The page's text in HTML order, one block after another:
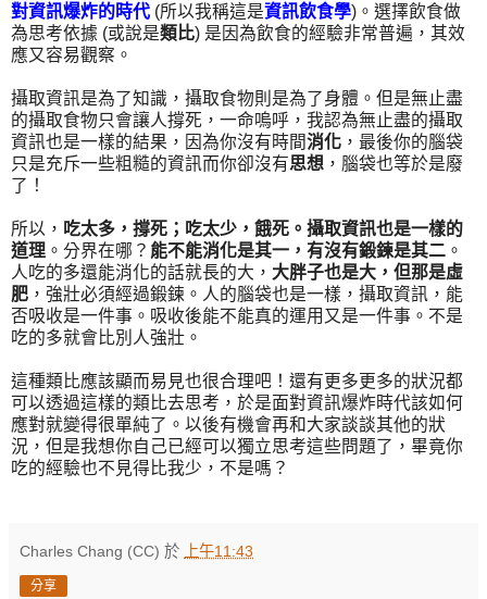
對資訊爆炸的時代 (所以我稱這是資訊飲食學)。選擇飲食做
為思考依據 (或說是類比) 是因為飲食的經驗非常普遍，其效
應又容易觀察。
攝取資訊是為了知識，攝取食物則是為了身體。但是無止盡
的攝取食物只會讓人撐死，一命嗚呼，我認為無止盡的攝取
資訊也是一樣的結果，因為你沒有時間消化 ，最後你的腦袋
只是充斥一些粗糙的資訊而你卻沒有思想 ，腦袋也等於是廢
了！
所以， 吃太多，撐死；吃太少，餓死。攝取資訊也是一樣的
道理 。分界在哪？ 能不能消化是其一，有沒有鍛鍊是其二 。
人吃的多還能消化的話就長的大， 大胖子也是大，但那是虛
肥 ，強壯必須經過鍛鍊。人的腦袋也是一樣，攝取資訊，能
否吸收是一件事。吸收後能不能真的運用又是一件事。不是
吃的多就會比別人強壯。
這種類比應該顯而易見也很合理吧！還有更多更多的狀況都
可以透過這樣的類比去思考，於是面對資訊爆炸時代該如何
應對就變得很單純了。以後有機會再和大家談談其他的狀
況，但是我想你自己已經可以獨立思考這些問題了，畢竟你
吃的經驗也不見得比我少，不是嗎？
Charles Chang (CC) 於 上午11:43
分享